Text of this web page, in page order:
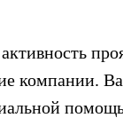
компании.